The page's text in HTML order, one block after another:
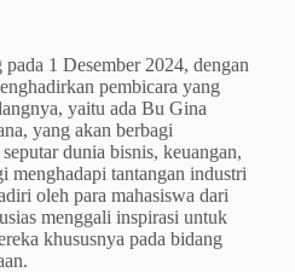
1 Desember 2024, dengan
pembicara yang
yaitu ada Bu Gina
yang akan berbagi
dunia bisnis, keuangan,
menghadapi tantangan industri
oleh para mahasiswa dari
menggali inspirasi untuk
khususnya pada bidang